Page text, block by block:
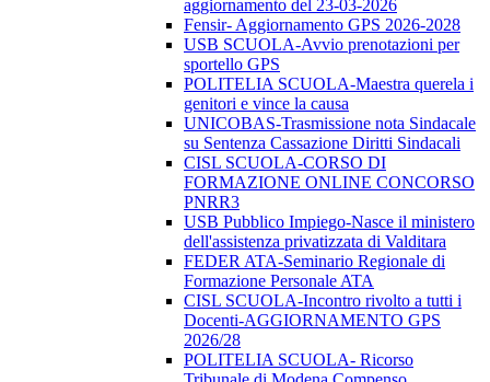
aggiornamento del 23-03-2026
Fensir- Aggiornamento GPS 2026-2028
USB SCUOLA-Avvio prenotazioni per
sportello GPS
POLITELIA SCUOLA-Maestra querela i
genitori e vince la causa
UNICOBAS-Trasmissione nota Sindacale
su Sentenza Cassazione Diritti Sindacali
CISL SCUOLA-CORSO DI
FORMAZIONE ONLINE CONCORSO
PNRR3
USB Pubblico Impiego-Nasce il ministero
dell'assistenza privatizzata di Valditara
FEDER ATA-Seminario Regionale di
Formazione Personale ATA
CISL SCUOLA-Incontro rivolto a tutti i
Docenti-AGGIORNAMENTO GPS
2026/28
POLITELIA SCUOLA- Ricorso